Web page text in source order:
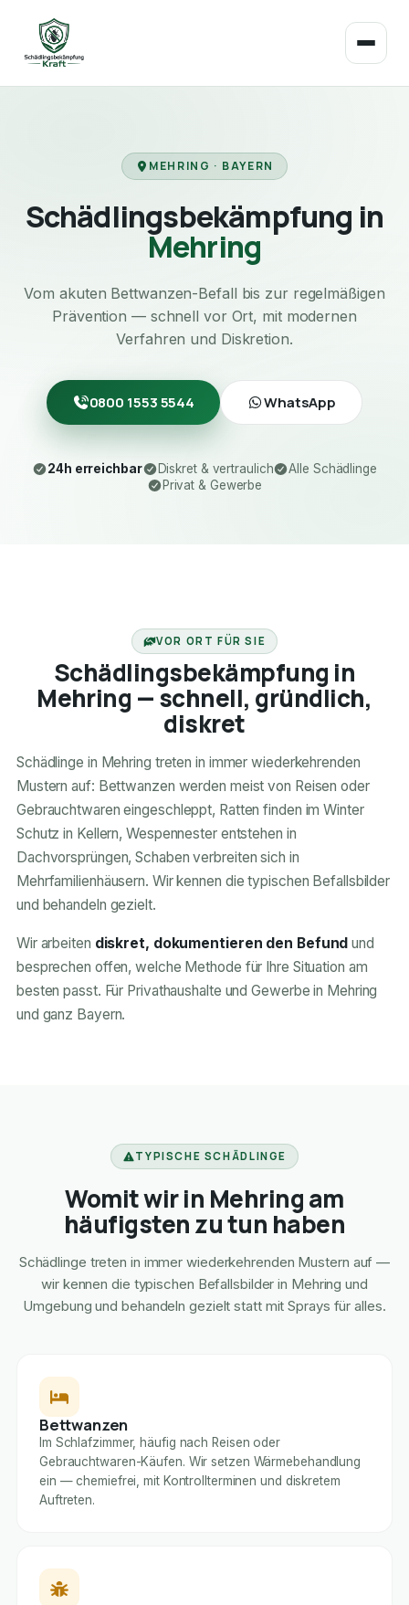
MEHRING · BAYERN
Schädlingsbekämpfung in
Mehring
Vom akuten Bettwanzen-Befall bis zur regelmäßigen
Prävention — schnell vor Ort, mit modernen
Verfahren und Diskretion.
0800 1553 5544 WhatsApp
24h erreichbar Diskret & vertraulich
Alle Schädlinge
Privat & Gewerbe
VOR ORT FÜR SIE
Schädlingsbekämpfung in
Mehring — schnell, gründlich,
diskret
Schädlinge in Mehring treten in immer wiederkehrenden
Mustern auf: Bettwanzen werden meist von Reisen oder
Gebrauchtwaren eingeschleppt, Ratten finden im Winter
Schutz in Kellern, Wespennester entstehen in
Dachvorsprüngen, Schaben verbreiten sich in
Mehrfamilienhäusern. Wir kennen die typischen Befallsbilder
und behandeln gezielt.
Wir arbeiten diskret, dokumentieren den Befund und
besprechen offen, welche Methode für Ihre Situation am
besten passt. Für Privathaushalte und Gewerbe in Mehring
und ganz Bayern.
TYPISCHE SCHÄDLINGE
Womit wir in Mehring am
häufigsten zu tun haben
Schädlinge treten in immer wiederkehrenden Mustern auf —
wir kennen die typischen Befallsbilder in Mehring und
Umgebung und behandeln gezielt statt mit Sprays für alles.
Bettwanzen
Im Schlafzimmer, häufig nach Reisen oder
Gebrauchtwaren-Käufen. Wir setzen Wärmebehandlung
ein — chemiefrei, mit Kontrollterminen und diskretem
Auftreten.